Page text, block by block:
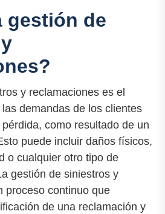
gestión de
y reclamaciones es el
demandas de los clientes
como resultado de un
puede incluir daños físicos,
o cualquier otro tipo de
gestión de siniestros y
proceso continuo que
de una reclamación y